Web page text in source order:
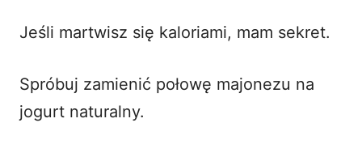
Jeśli martwisz się kaloriami, mam sekret.
Spróbuj zamienić połowę majonezu na
jogurt naturalny.